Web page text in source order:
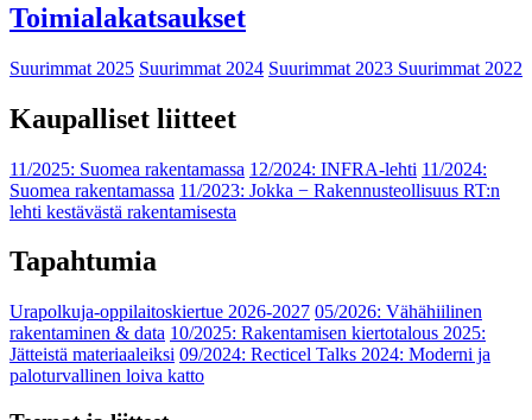
Toimialakatsaukset
Suurimmat 2025 Suurimmat 2024 Suurimmat 2023 Suurimmat 2022
Kaupalliset liitteet
11/2025: Suomea rakentamassa 12/2024: INFRA-lehti 11/2024:
Suomea rakentamassa 11/2023: Jokka − Rakennusteollisuus RT:n
lehti kestävästä rakentamisesta
Tapahtumia
Urapolkuja-oppilaitoskiertue 2026-2027 05/2026: Vähähiilinen
rakentaminen & data 10/2025: Rakentamisen kiertotalous 2025:
Jätteistä materiaaleiksi 09/2024: Recticel Talks 2024: Moderni ja
paloturvallinen loiva katto